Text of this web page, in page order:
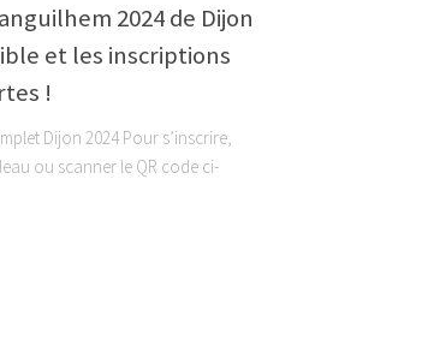
2024 de Dijon
et les inscriptions
!
Dijon 2024 Pour s’inscrire,
ou scanner le QR code ci-